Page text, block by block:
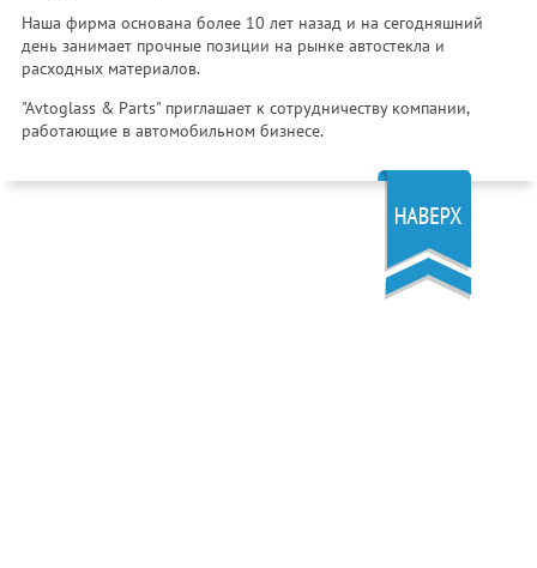
Наша фирма основана более 10 лет назад и на сегодняшний
день занимает прочные позиции на рынке автостекла и
расходных материалов.
"Avtoglass & Parts" приглашает к сотрудничеству компании,
работающие в автомобильном бизнесе.